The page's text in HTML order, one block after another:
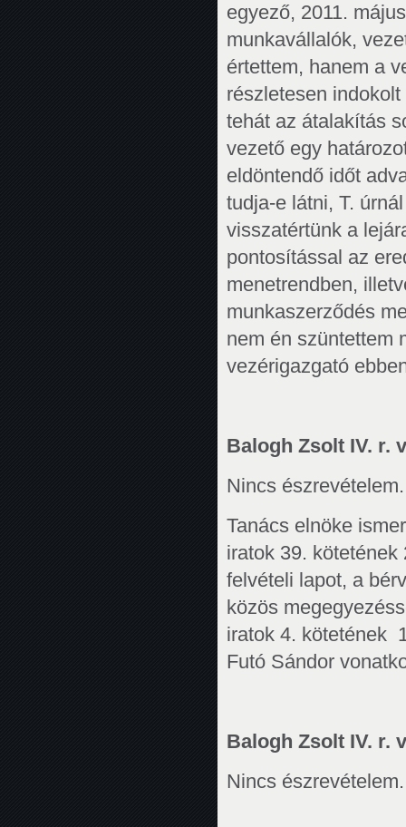
egyező, 2011.
munkavállalók,
értettem, hanem a
részletesen
tehát az átalakítás
vezető egy
eldöntendő időt
tudja-e látni, T.
visszatértünk a
pontosítással az
menetrendben,
munkaszerződés
nem én szüntettem
vezérigazgató
Balogh Zsolt IV. r.
Nincs észrevételem.
Tanács elnöke
iratok 39.
felvételi lapot, a
közös
iratok 4. kötetének
Futó Sándor
Balogh Zsolt IV. r.
Nincs észrevételem.